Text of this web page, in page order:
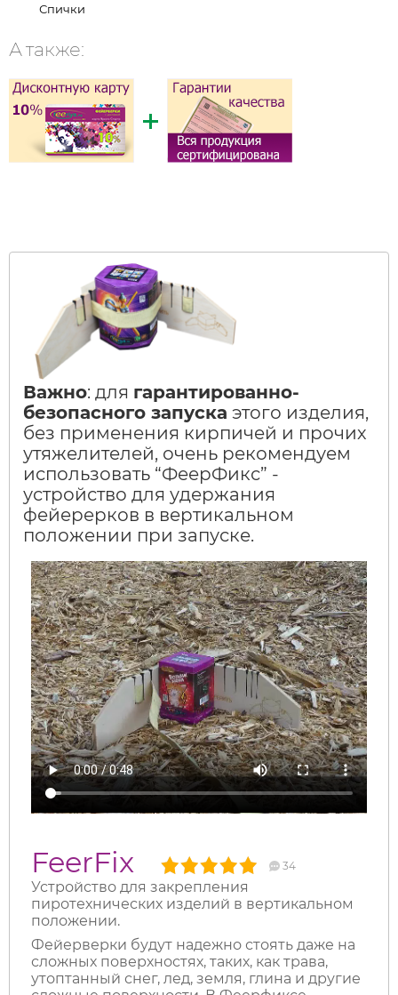
Спички
А также:
Важно: для гарантированно-
безопасного запуска этого изделия,
без применения кирпичей и прочих
утяжелителей, очень рекомендуем
использовать “ФеерФикс” -
устройство для удержания
фейерерков в вертикальном
положении при запуске.
FeerFix 34
Устройство для закрепления
пиротехнических изделий в вертикальном
положении.
Фейерверки будут надежно стоять даже на
сложных поверхностях, таких, как трава,
утоптанный снег, лед, земля, глина и другие